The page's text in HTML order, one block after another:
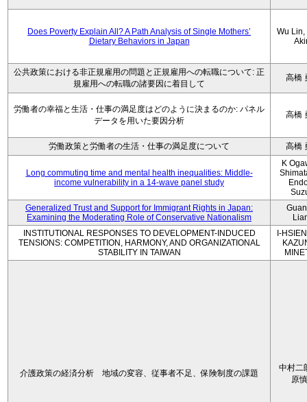
Does Poverty Explain All? A Path Analysis of Single Mothers’
Dietary Behaviors in Japan
Wu Lin,
公共政策における非正規雇用の問題と正規雇用への転職について: 正
規雇用への転職の諸要因に着目して
高橋
労働者の幸福と生活・仕事の満足度はどのように決まるのか: パネル
データを用いた要因分析
高橋
労働政策と労働者の生活・仕事の満足度について 高橋
Long commuting time and mental health inequalities: Middle-
income vulnerability in a 14-wave panel study
K
Generalized Trust and Support for Immigrant Rights in Japan:
Examining the Moderating Role of Conservative Nationalism
INSTITUTIONAL RESPONSES TO DEVELOPMENT-INDUCED
TENSIONS: COMPETITION, HARMONY, AND ORGANIZATIONAL
STABILITY IN TAIWAN
I-
介護政策の経済分析 地域の変容、従事者不足、保険制度の課題
中村二
原